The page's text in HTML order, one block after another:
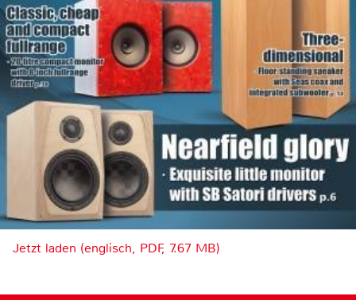
Jetzt laden (englisch, PDF, 7.67 MB)